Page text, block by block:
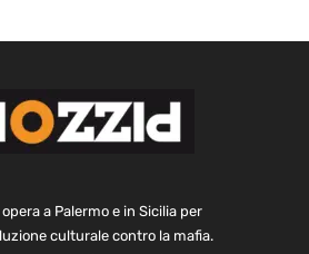
a Palermo e in Sicilia per
culturale contro la mafia.